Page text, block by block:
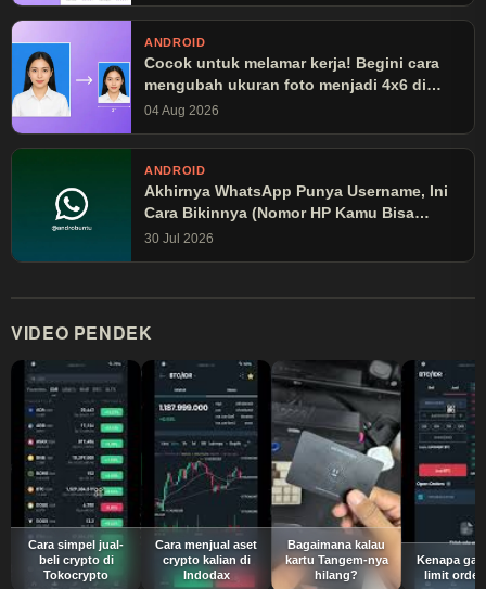
ANDROID
Cocok untuk melamar kerja! Begini cara
mengubah ukuran foto menjadi 4x6 di
Canva
04 Aug 2026
ANDROID
Akhirnya WhatsApp Punya Username, Ini
Cara Bikinnya (Nomor HP Kamu Bisa
Disembunyikan!)
30 Jul 2026
VIDEO PENDEK
Cara simpel jual-
beli crypto di
Tokocrypto
Cara menjual aset
crypto kalian di
Indodax
Bagaimana kalau
kartu Tangem-nya
hilang?
Kenapa gak
limit order